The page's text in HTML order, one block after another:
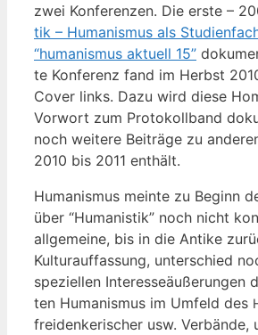
zwei Kon­fe­ren­zen. Die ers­te –
tik – Huma­nis­mus als
“huma­nis­mus aktu­ell 15”
te Kon­fe­renz fand im Herbst
Cover links. Dazu wird die­se
Vor­wort zum Pro­to­koll­band
noch wei­te­re Bei­trä­ge zu
2010 bis 2011 enthält.
Huma­nis­mus mein­te zu Beginn
über “Huma­nis­tik” noch nicht
all­ge­mei­ne, bis in die Anti­ke
Kul­tur­auf­fas­sung, unter­schied
spe­zi­el­len Inter­es­se­äu­ße­run­gen
ten Huma­nis­mus im Umfeld des
frei­den­ke­ri­scher usw.